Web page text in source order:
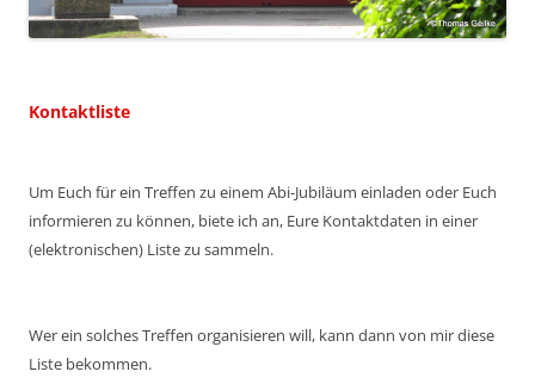
Kontaktliste
Um Euch für ein Treffen zu einem Abi-Jubiläum einladen oder Euch
informieren zu können, biete ich an, Eure Kontaktdaten in einer
(elektronischen) Liste zu sammeln.
Wer ein solches Treffen organisieren will, kann dann von mir diese
Liste bekommen.